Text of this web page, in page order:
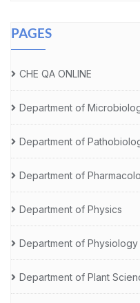
PAGES
CHE QA ONLINE
Department of
Department of
Department of
Department of Physics
Department of Physiology
Department of Plant